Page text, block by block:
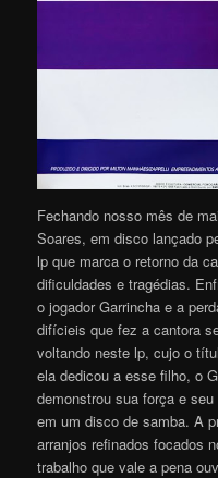
Fechando nosso mês de
Soares, em disco lançado
lp que marca o retorno da
dificuldades e tragédias.
o jogador Garrincha e a
difícieis que fez a cantora
voltando neste lp, cujo o
ela dedicou a esse filho, o
demonstrou sua força e
em um disco de samba. A
arranjos refinados focados
trabalho que vale a pena